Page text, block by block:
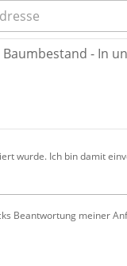
wurde. Ich bin damit
Beantwortung meiner